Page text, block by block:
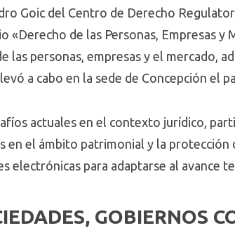
Goic del Centro de Derecho
«Derecho de las Personas, Empresas y
las personas, empresas y el mercado,
a cabo en la sede de Concepción el
actuales en el contexto jurídico,
en el ámbito patrimonial y la protección
electrónicas para adaptarse al avance
GOBIERNOS